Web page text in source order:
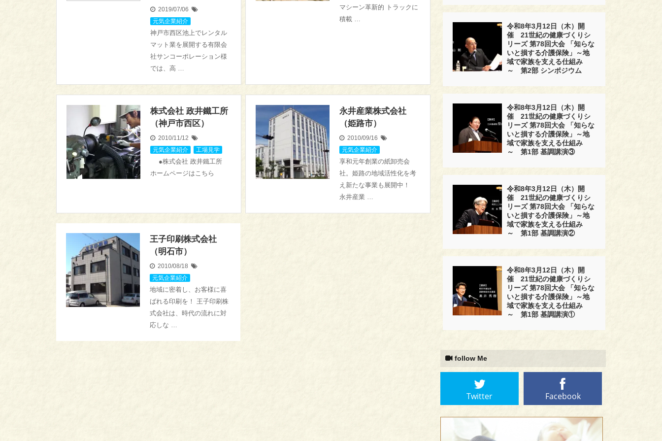
2019/07/06
元気企業紹介
神戸市西区池上でレンタル
マット業を展開する有限会
社サンコーポレーション様
では、高 …
マシーン革新的 トラックに
積載 …
株式会社 政井鐵工所
（神戸市西区）
2010/11/12
元気企業紹介
工場見学
●株式会社 政井鐵工所
ホームページはこちら
永井産業株式会社
（姫路市）
2010/09/16
元気企業紹介
享和元年創業の紙卸売会
社。姫路の地域活性化を考
え新たな事業も展開中！
永井産業 …
王子印刷株式会社
（明石市）
2010/08/18
元気企業紹介
地域に密着し、お客様に喜
ばれる印刷を！ 王子印刷株
式会社は、時代の流れに対
応しな …
令和8年3月12日（木）開
催 21世紀の健康づくりシ
リーズ 第78回大会 「知らな
いと損する介護保険」～地
域で家族を支える仕組み
～ 第2部 シンポジウム
令和8年3月12日（木）開
催 21世紀の健康づくりシ
リーズ 第78回大会 「知らな
いと損する介護保険」～地
域で家族を支える仕組み
～ 第1部 基調講演③
令和8年3月12日（木）開
催 21世紀の健康づくりシ
リーズ 第78回大会 「知らな
いと損する介護保険」～地
域で家族を支える仕組み
～ 第1部 基調講演②
令和8年3月12日（木）開
催 21世紀の健康づくりシ
リーズ 第78回大会 「知らな
いと損する介護保険」～地
域で家族を支える仕組み
～ 第1部 基調講演①
follow Me
Twitter Facebook